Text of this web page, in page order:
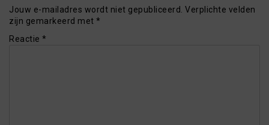
Jouw e-mailadres wordt niet gepubliceerd. Verplichte velden
zijn gemarkeerd met *
Reactie *